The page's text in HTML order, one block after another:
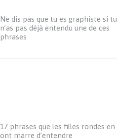
Ne dis pas que tu es graphiste si tu
n’as pas déjà entendu une de ces
phrases
17 phrases que les filles rondes en
ont marre d’entendre